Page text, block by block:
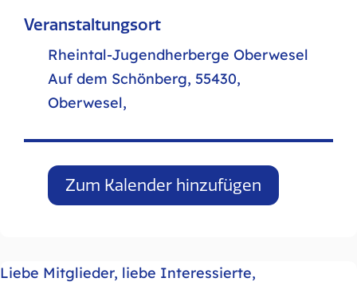
Veranstaltungsort
Rheintal-Jugendherberge Oberwesel
Auf dem Schönberg, 55430,
Oberwesel,
Zum Kalender hinzufügen
Liebe Mitglieder, liebe Interessierte,